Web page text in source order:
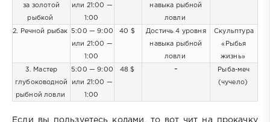
за золотой
рыбкой
или 21:00 —
1:00
навыка рыбной
ловли
2. Речной рыбак 5:00 — 9:00
или 21:00 —
1:00
40 $ Достичь 4 уровня
навыка рыбной
ловли
Скульптура
«Рыбья
жизнь»
3. Мастер
глубоководной
рыбной ловли
5:00 — 9:00
или 21:00 —
1:00
48 $ - Рыба-меч
(чучело)
Если вы пользуетесь кодами, то вот чит на прокачку